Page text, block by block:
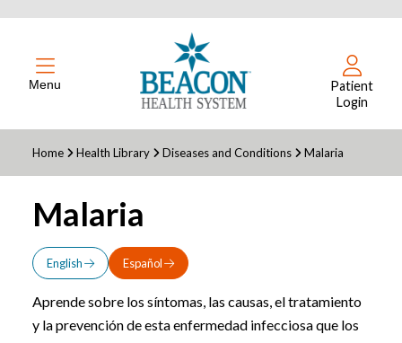
Menu
Patient
Login
Home Health Library Diseases and Conditions Malaria
Malaria
English Español
Aprende sobre los síntomas, las causas, el tratamiento
y la prevención de esta enfermedad infecciosa que los